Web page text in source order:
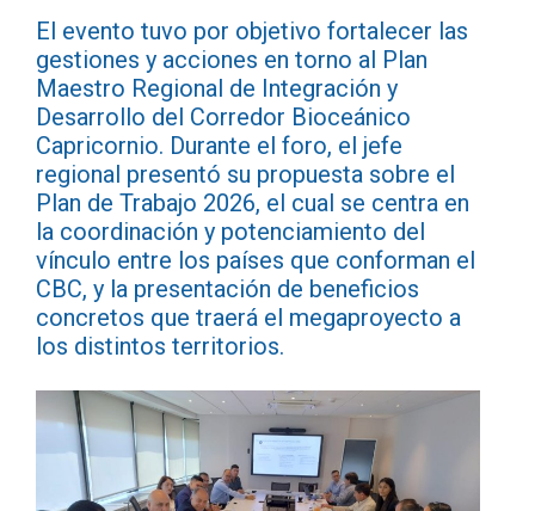
El evento tuvo por objetivo fortalecer las
gestiones y acciones en torno al Plan
Maestro Regional de Integración y
Desarrollo del Corredor Bioceánico
Capricornio. Durante el foro, el jefe
regional presentó su propuesta sobre el
Plan de Trabajo 2026, el cual se centra en
la coordinación y potenciamiento del
vínculo entre los países que conforman el
CBC, y la presentación de beneficios
concretos que traerá el megaproyecto a
los distintos territorios.